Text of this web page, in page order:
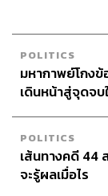
TAGS: พรรคก้าว
เลือกตั้ง
พรรคเพื่อ
พรรคเสรี
พรรคประ
POLITICS
มหากาพย์โกง
เดินหน้าสู่จุดจ
POLITICS
เส้นทางคดี 44
จะรู้ผลเมื่อไร